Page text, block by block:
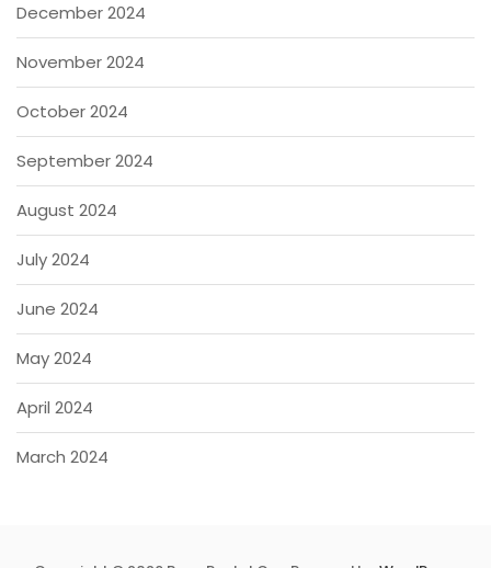
December 2024
November 2024
October 2024
September 2024
August 2024
July 2024
June 2024
May 2024
April 2024
March 2024